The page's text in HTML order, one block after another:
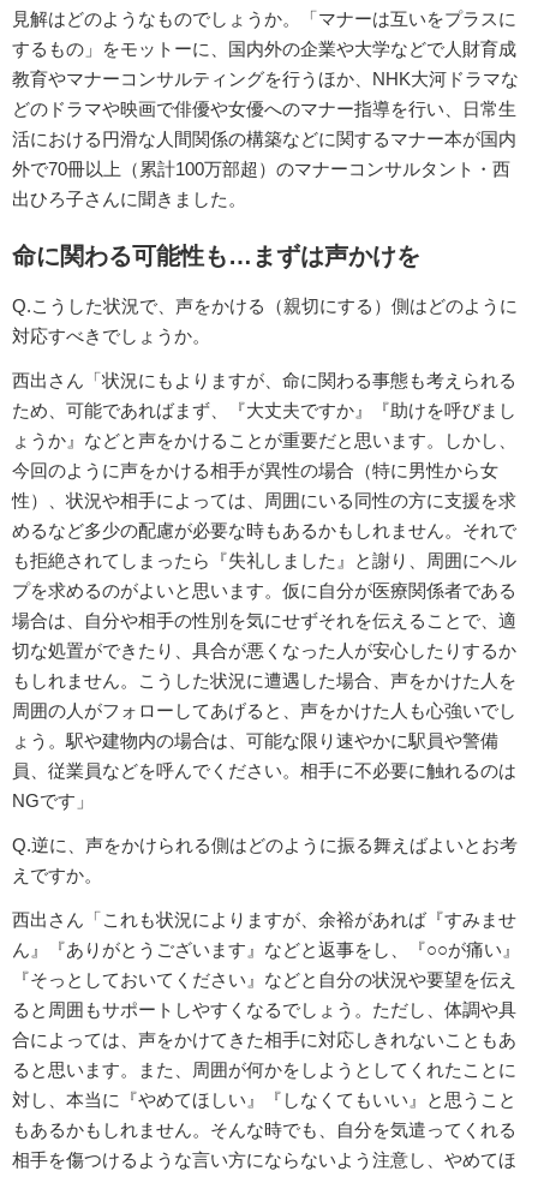
見解はどのようなものでしょうか。「マナーは互いをプラスに
するもの」をモットーに、国内外の企業や大学などで人財育成
教育やマナーコンサルティングを行うほか、NHK大河ドラマな
どのドラマや映画で俳優や女優へのマナー指導を行い、日常生
活における円滑な人間関係の構築などに関するマナー本が国内
外で70冊以上（累計100万部超）のマナーコンサルタント・西
出ひろ子さんに聞きました。
命に関わる可能性も…まずは声かけを
Q.こうした状況で、声をかける（親切にする）側はどのように
対応すべきでしょうか。
西出さん「状況にもよりますが、命に関わる事態も考えられる
ため、可能であればまず、『大丈夫ですか』『助けを呼びまし
ょうか』などと声をかけることが重要だと思います。しかし、
今回のように声をかける相手が異性の場合（特に男性から女
性）、状況や相手によっては、周囲にいる同性の方に支援を求
めるなど多少の配慮が必要な時もあるかもしれません。それで
も拒絶されてしまったら『失礼しました』と謝り、周囲にヘル
プを求めるのがよいと思います。仮に自分が医療関係者である
場合は、自分や相手の性別を気にせずそれを伝えることで、適
切な処置ができたり、具合が悪くなった人が安心したりするか
もしれません。こうした状況に遭遇した場合、声をかけた人を
周囲の人がフォローしてあげると、声をかけた人も心強いでし
ょう。駅や建物内の場合は、可能な限り速やかに駅員や警備
員、従業員などを呼んでください。相手に不必要に触れるのは
NGです」
Q.逆に、声をかけられる側はどのように振る舞えばよいとお考
えですか。
西出さん「これも状況によりますが、余裕があれば『すみませ
ん』『ありがとうございます』などと返事をし、『○○が痛い』
『そっとしておいてください』などと自分の状況や要望を伝え
ると周囲もサポートしやすくなるでしょう。ただし、体調や具
合によっては、声をかけてきた相手に対応しきれないこともあ
ると思います。また、周囲が何かをしようとしてくれたことに
対し、本当に『やめてほしい』『しなくてもいい』と思うこと
もあるかもしれません。そんな時でも、自分を気遣ってくれる
相手を傷つけるような言い方にならないよう注意し、やめてほ